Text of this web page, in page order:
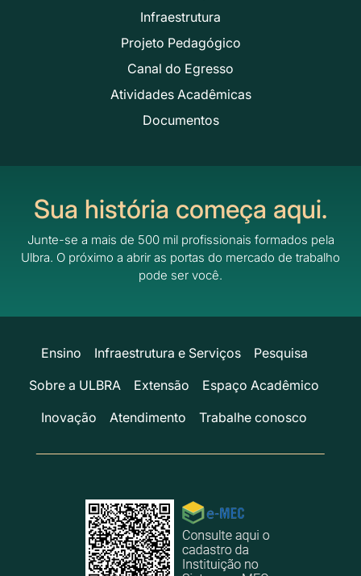
Infraestrutura
Projeto Pedagógico
Canal do Egresso
Atividades Acadêmicas
Documentos
Sua história começa aqui.
Junte-se a mais de 500 mil profissionais formados pela
Ulbra. O próximo a abrir as portas do mercado de trabalho
pode ser você.
Ensino Infraestrutura e Serviços
Pesquisa
Sobre a ULBRA
Extensão
Espaço Acadêmico
Inovação
Atendimento Trabalhe conosco